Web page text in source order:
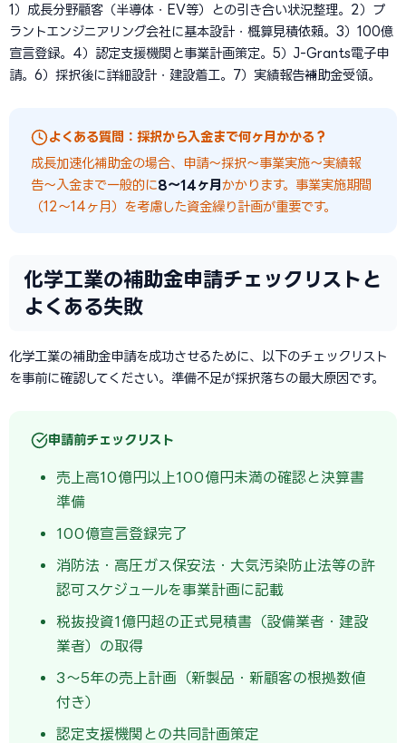
1）成長分野顧客（半導体・EV等）との引き合い状況整理。2）プ
ラントエンジニアリング会社に基本設計・概算見積依頼。3）100億
宣言登録。4）認定支援機関と事業計画策定。5）J-Grants電子申
請。6）採択後に詳細設計・建設着工。7）実績報告→補助金受領。
よくある質問：採択から入金まで何ヶ月かかる？
成長加速化補助金の場合、申請〜採択〜事業実施〜実績報
告〜入金まで一般的に8〜14ヶ月 かかります。事業実施期間
（12〜14ヶ月）を考慮した資金繰り計画が重要です。
化学工業の補助金申請チェックリストと
よくある失敗
化学工業の補助金申請を成功させるために、以下のチェックリスト
を事前に確認してください。準備不足が採択落ちの最大原因です。
申請前チェックリスト
売上高10億円以上100億円未満の確認と決算書
準備
100億宣言登録完了
消防法・高圧ガス保安法・大気汚染防止法等の許
認可スケジュールを事業計画に記載
税抜投資1億円超の正式見積書（設備業者・建設
業者）の取得
3〜5年の売上計画（新製品・新顧客の根拠数値
付き）
認定支援機関との共同計画策定